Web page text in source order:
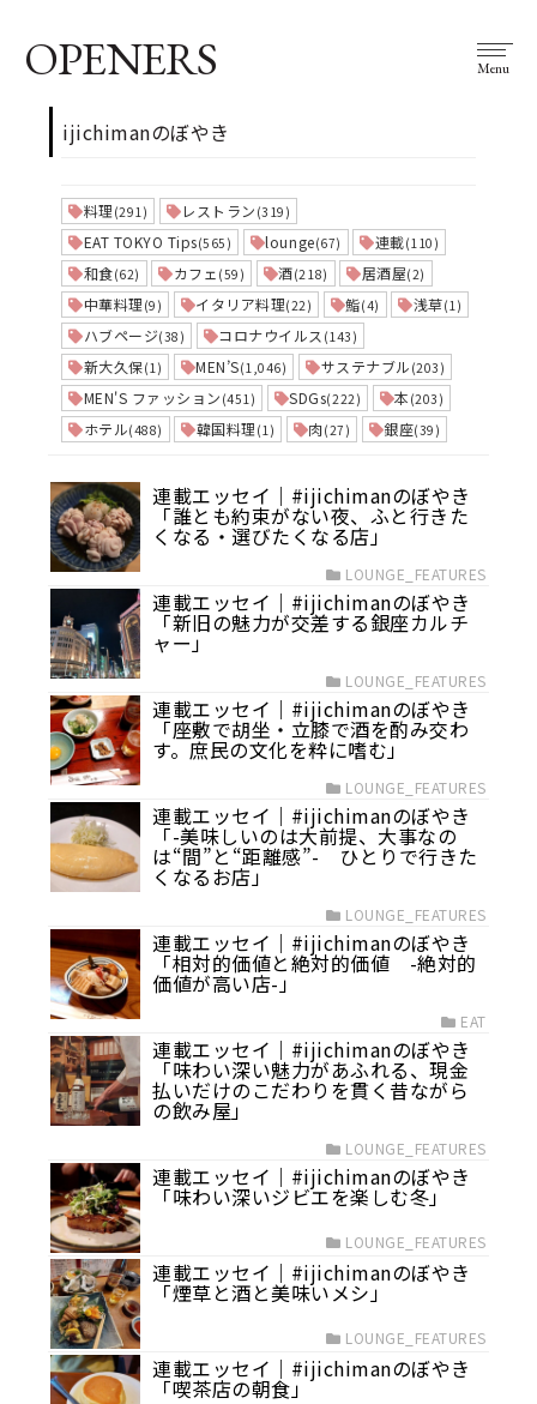
OPENERS Menu
ijichimanのぼやき
料理 (291) レストラン (319)
EAT TOKYO Tips(565) lounge(67) 連載(110)
和食(62) カフェ (59) 酒(218) 居酒屋(2)
中華料理 (9) イタリア料理(22) 鮨(4) 浅草(1)
ハブページ(38) コロナウイルス (143)
新大久保(1) MEN’S(1,046) サステナブル (203)
MEN'S ファッション (451) SDGs(222) 本 (203)
ホテル(488) 韓国料理 (1) 肉(27) 銀座(39)
連載エッセイ｜#ijichimanのぼやき
「誰とも約束がない夜、ふと行きた
くなる・選びたくなる店」
LOUNGE_FEATURES
連載エッセイ｜#ijichimanのぼやき
「新旧の魅力が交差する銀座カルチ
ャー」
LOUNGE_FEATURES
連載エッセイ｜#ijichimanのぼやき
「座敷で胡坐・立膝で酒を酌み交わ
す。庶民の文化を粋に嗜む」
LOUNGE_FEATURES
連載エッセイ｜#ijichimanのぼやき
「-美味しいのは大前提、大事なの
は“間”と“距離感”- ひとりで行きた
くなるお店」
LOUNGE_FEATURES
連載エッセイ｜#ijichimanのぼやき
「相対的価値と絶対的価値 -絶対的
価値が高い店-」
EAT
連載エッセイ｜#ijichimanのぼやき
「味わい深い魅力があふれる、現金
払いだけのこだわりを貫く昔ながら
の飲み屋」
LOUNGE_FEATURES
連載エッセイ｜#ijichimanのぼやき
「味わい深いジビエを楽しむ冬」
LOUNGE_FEATURES
連載エッセイ｜#ijichimanのぼやき
「煙草と酒と美味いメシ」
LOUNGE_FEATURES
連載エッセイ｜#ijichimanのぼやき
「喫茶店の朝食」